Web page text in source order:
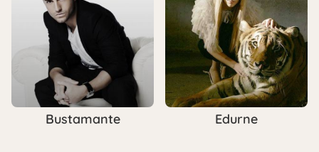
Bustamante Edurne